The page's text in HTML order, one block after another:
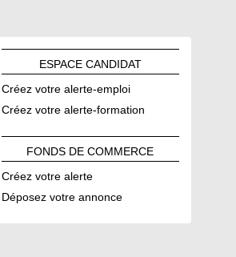
ESPACE CANDIDAT
Créez votre alerte-emploi
Créez votre alerte-formation
FONDS DECOMMERCE
Créez votre alerte
Déposez votre annonce